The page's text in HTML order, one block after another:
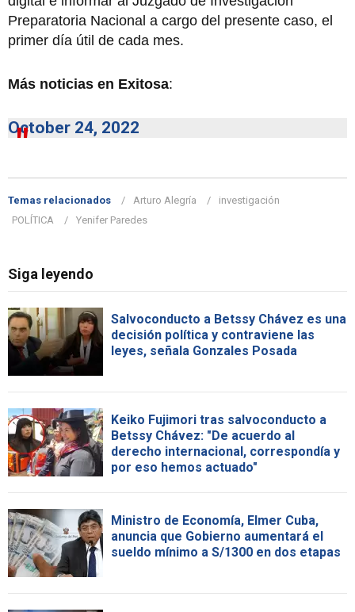
Preparatoria Nacional a cargo del presente caso, el
primer día útil de cada mes.
Más noticias en Exitosa:
October 24, 2022
Temas relacionados Arturo Alegría
investigación
POLÍTICA
Yenifer Paredes
Siga leyendo
Salvoconducto a Betssy Chávez es una
decisión política y contraviene las
leyes, señala Gonzales Posada
Keiko Fujimori tras salvoconducto a
Betssy Chávez: "De acuerdo al
derecho internacional, correspondía y
por eso hemos actuado"
Ministro de Economía, Elmer Cuba,
anuncia que Gobierno aumentará el
sueldo mínimo a S/1300 en dos etapas